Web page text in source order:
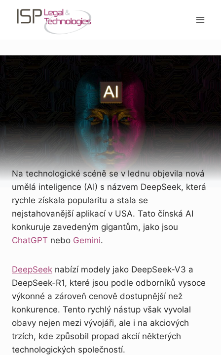
Na technologické scéně se v lednu objevila nová
umělá inteligence (AI) s názvem DeepSeek, která
rychle získala popularitu a stala se
nejstahovanější aplikací v USA. Tato čínská AI
konkuruje zavedeným gigantům, jako jsou
ChatGPT nebo Gemini.
DeepSeek nabízí modely jako DeepSeek-V3 a
DeepSeek-R1, které jsou podle odborníků vysoce
výkonné a zároveň cenově dostupnější než
konkurence. Tento rychlý nástup však vyvolal
obavy nejen mezi vývojáři, ale i na akciových
trzích, kde způsobil propad akcií některých
technologických společností.